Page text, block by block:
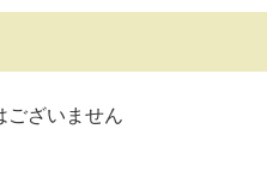
ございません